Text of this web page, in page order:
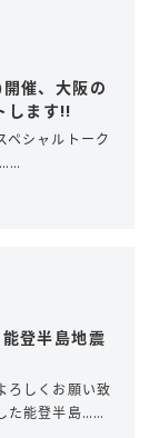
催、大阪の
します!!
シャルトーク
登半島地震
ろしくお願い致
た能登半島……